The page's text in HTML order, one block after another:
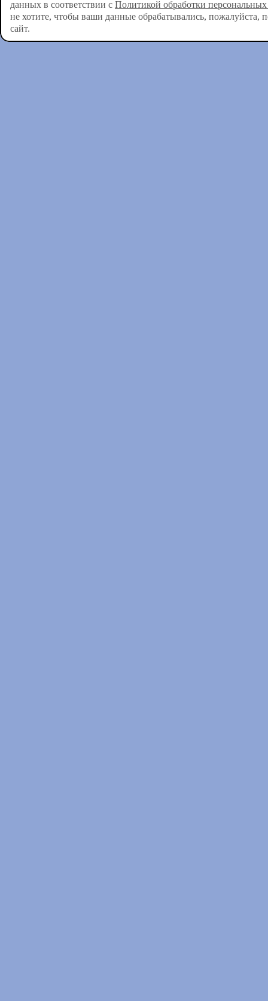
данных в соответствии с Политикой обработки
не хотите, чтобы ваши данные обрабатывались, пожалуйста,
сайт.